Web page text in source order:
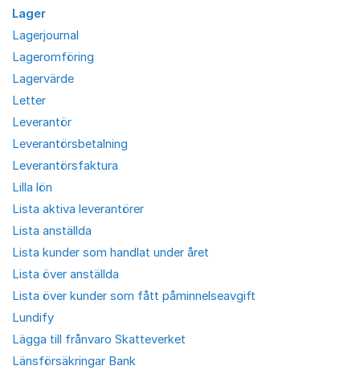
Lager
Lagerjournal
Lageromföring
Lagervärde
Letter
Leverantör
Leverantörsbetalning
Leverantörsfaktura
Lilla lön
Lista aktiva leverantörer
Lista anställda
Lista kunder som handlat under året
Lista över anställda
Lista över kunder som fått påminnelseavgift
Lundify
Lägga till frånvaro Skatteverket
Länsförsäkringar Bank